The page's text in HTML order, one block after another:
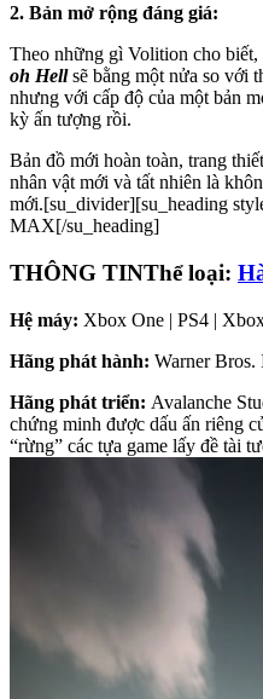
2. Bản mở rộng đáng giá:
Theo những gì Volition cho biết,
oh Hellsẽ bằng một nửa so với
nhưng với cấp độ của một bản
kỳ ấn tượng rồi.
Bản đồ mới hoàn toàn, trang
nhân vật mới và tất nhiên là
mới.[su_divider][su_heading
MAX[/su_heading]
THÔNG TINThể loại:
Hệ máy: Xbox One | PS4 |
Hãng phát hành: Warner Bros.
Hãng phát triển: Avalanche
chứng minh được dấu ấn riêng
“rừng” các tựa game lấy đề tài